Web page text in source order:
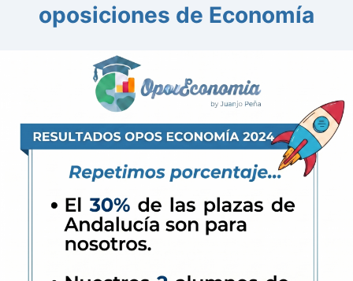
oposiciones de Economía